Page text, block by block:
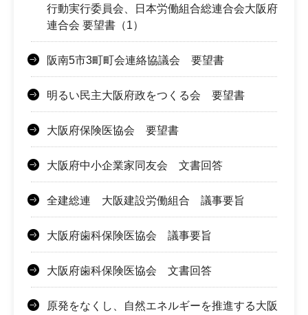
行動実行委員会、日本労働組合総連合会大阪府
連合会 要望書（1）
阪南5市3町町会連絡協議会 要望書
明るい民主大阪府政をつくる会 要望書
大阪府保険医協会 要望書
大阪府中小企業家同友会 文書回答
全建総連 大阪建設労働組合 議事要旨
大阪府歯科保険医協会 議事要旨
大阪府歯科保険医協会 文書回答
原発をなくし、自然エネルギーを推進する大阪